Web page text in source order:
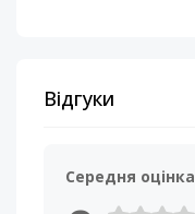
Відгуки
Середня оцінка